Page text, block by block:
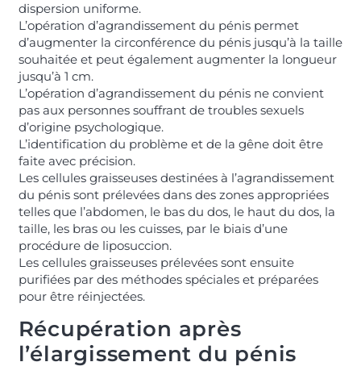
dispersion uniforme.
L’opération d’agrandissement du pénis permet
d’augmenter la circonférence du pénis jusqu’à la taille
souhaitée et peut également augmenter la longueur
jusqu’à 1 cm.
L’opération d’agrandissement du pénis ne convient
pas aux personnes souffrant de troubles sexuels
d’origine psychologique.
L’identification du problème et de la gêne doit être
faite avec précision.
Les cellules graisseuses destinées à l’agrandissement
du pénis sont prélevées dans des zones appropriées
telles que l’abdomen, le bas du dos, le haut du dos, la
taille, les bras ou les cuisses, par le biais d’une
procédure de liposuccion.
Les cellules graisseuses prélevées sont ensuite
purifiées par des méthodes spéciales et préparées
pour être réinjectées.
Récupération après
l’élargissement du pénis